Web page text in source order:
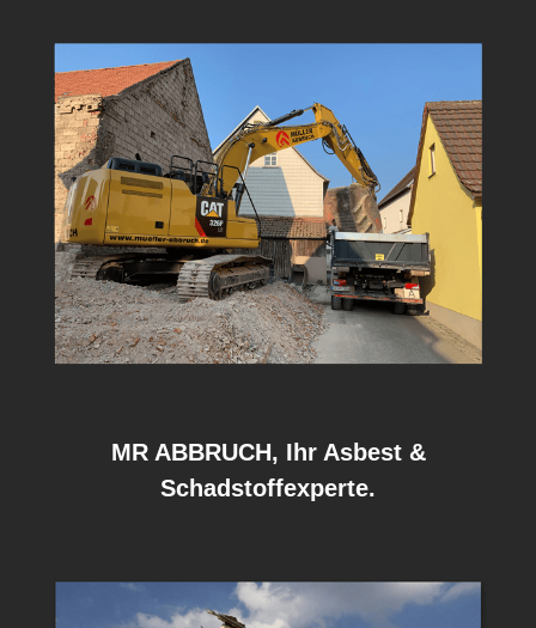
MR ABBRUCH, Ihr Asbest &
Schadstoffexperte.